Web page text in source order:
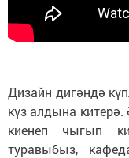
Дизайн дигәндә
күз алдына
киенеп чыгып
туравыбыз,